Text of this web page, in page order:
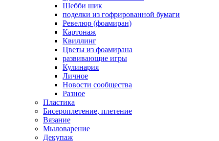
Шебби шик
поделки из гофрированной бумаги
Ревелюр (фоамиран)
Картонаж
Квиллинг
Цветы из фоамирана
развивающие игры
Кулинария
Личное
Новости сообщества
Разное
Пластика
Бисероплетение, плетение
Вязание
Мыловарение
Декупаж